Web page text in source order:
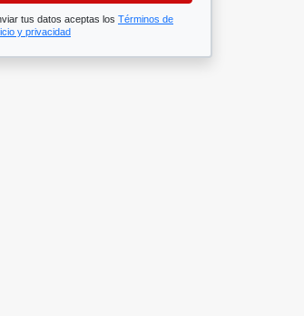
tus datos aceptas los Términos de
y privacidad